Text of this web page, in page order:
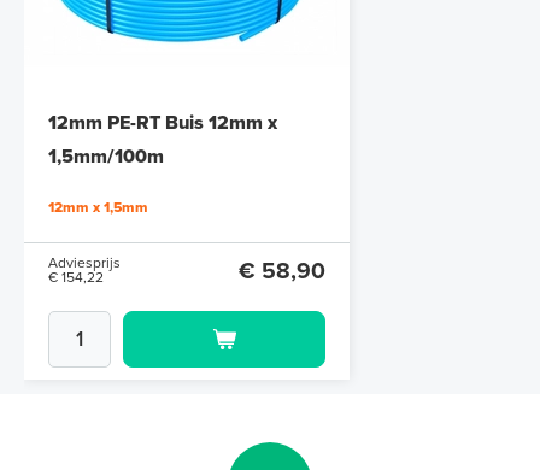
12mm PE-RT Buis 12mm x
1,5mm/100m
12mm x 1,5mm
Adviesprijs
€ 154,22
€ 58,90